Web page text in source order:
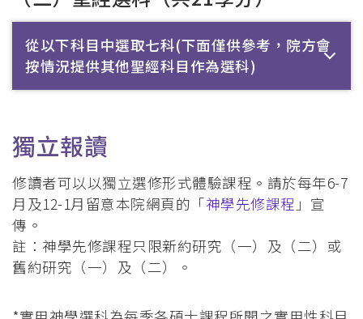
從以下科目中選取七科(下面僅供參考，院方會
按情況提供其他聖經科目作為選科)
獨立報讀
修讀者可以以獨立選修形式體驗課程。請於每年6-7
月及12-1月留意本院網頁的「神學先修課程 」宣
傳。
註：神學先修課程只限新約研究（一）及（二）或
舊約研究（一）及（二）。